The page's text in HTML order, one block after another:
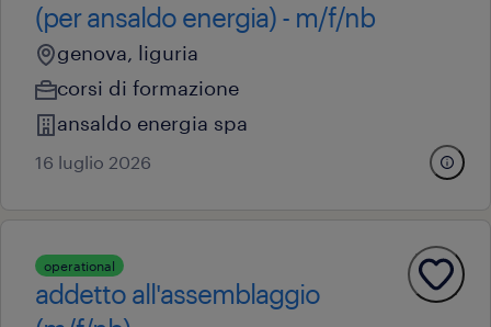
(per ansaldo energia) - m/f/nb
genova, liguria
corsi di formazione
ansaldo energia spa
16 luglio 2026
operational
addetto all'assemblaggio